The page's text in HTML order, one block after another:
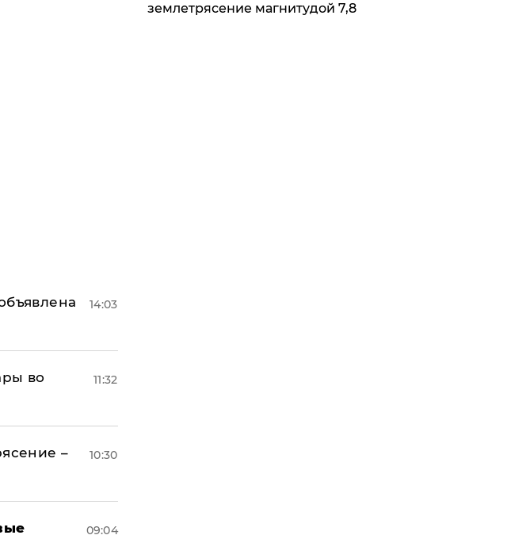
14:03
во
11:32
–
10:30
09:04
землетрясение магнитудой 7,8